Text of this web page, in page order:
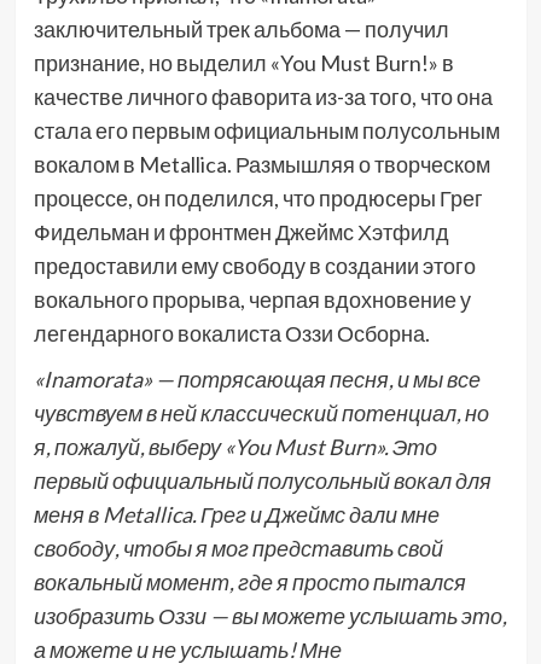
заключительный трек альбома — получил
признание, но выделил «You Must Burn!» в
качестве личного фаворита из-за того, что она
стала его первым официальным полусольным
вокалом в Metallica. Размышляя о творческом
процессе, он поделился, что продюсеры Грег
Фидельман и фронтмен Джеймс Хэтфилд
предоставили ему свободу в создании этого
вокального прорыва, черпая вдохновение у
легендарного вокалиста Оззи Осборна.
«Inamorata» — потрясающая песня, и мы все
чувствуем в ней классический потенциал, но
я, пожалуй, выберу «You Must Burn». Это
первый официальный полусольный вокал для
меня в Metallica. Грег и Джеймс дали мне
свободу, чтобы я мог представить свой
вокальный момент, где я просто пытался
изобразить Оззи — вы можете услышать это,
а можете и не услышать! Мне